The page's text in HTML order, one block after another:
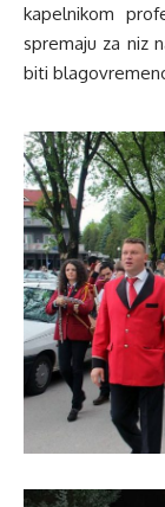
kapelnikom
spremaju za niz
biti